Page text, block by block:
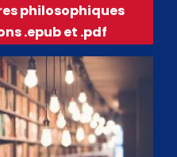
philosophiques
.epub et .pdf